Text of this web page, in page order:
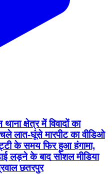
क्षेत्र में विवादों का
लात-घूंसे मारपीट का वीडिओ
के समय फिर हुआ हंगामा,
लड़ने के बाद सोशल मीडिया
छतरपुर